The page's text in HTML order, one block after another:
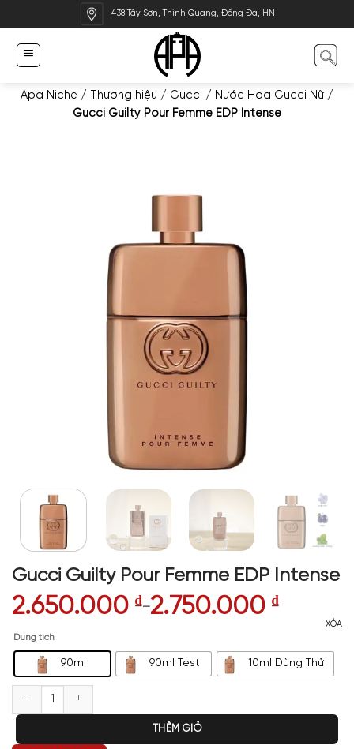
qua
dung
438 Tây Sơn, Thịnh Quang, Đống Đa, HN
Apa Niche / Thương hiệu / Gucci / Nước Hoa Gucci Nữ/
Gucci Guilty Pour Femme EDP Intense
Gucci Guilty Pour Femme EDP Intense
2.650.000 ₫–2.750.000 ₫
Dung tích
90ml 90ml Test 10ml Dùng Thử
XÓA
Gucci Guilty Pour Femme EDP Intense số lượng
THÊM GIỎ